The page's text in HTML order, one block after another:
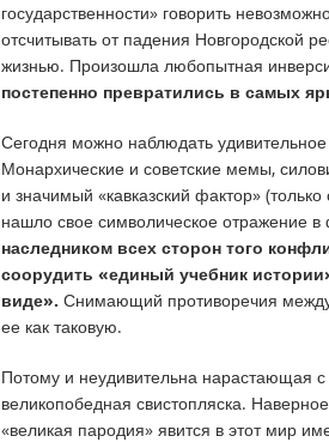
государственности» говорить
отсчитывать от падения Новгородской
жизнью. Произошла любопытная
постепенно превратились в самых
Сегодня можно наблюдать
Монархические и советские мемы,
и значимый «кавказский фактор»
нашло свое символическое отражение в
наследником всех сторон того
соорудить «единый учебник
виде». Снимающий противоречия
ее как таковую.
Потому и неудивительна нарастающая
великопобедная свистопляска.
«великая пародия» явится в этот мир